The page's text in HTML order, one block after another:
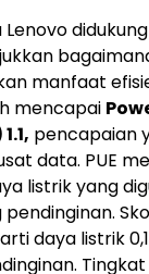
manfaat
mencapai
pencapaian
data. PUE
listrik yang
daya listrik